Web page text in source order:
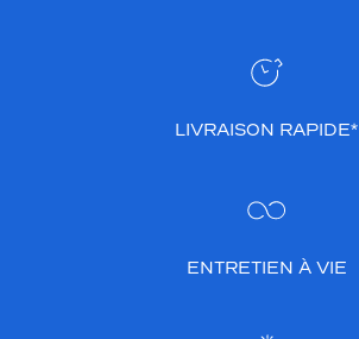
LIVRAISON RAPIDE*
ENTRETIEN À VIE